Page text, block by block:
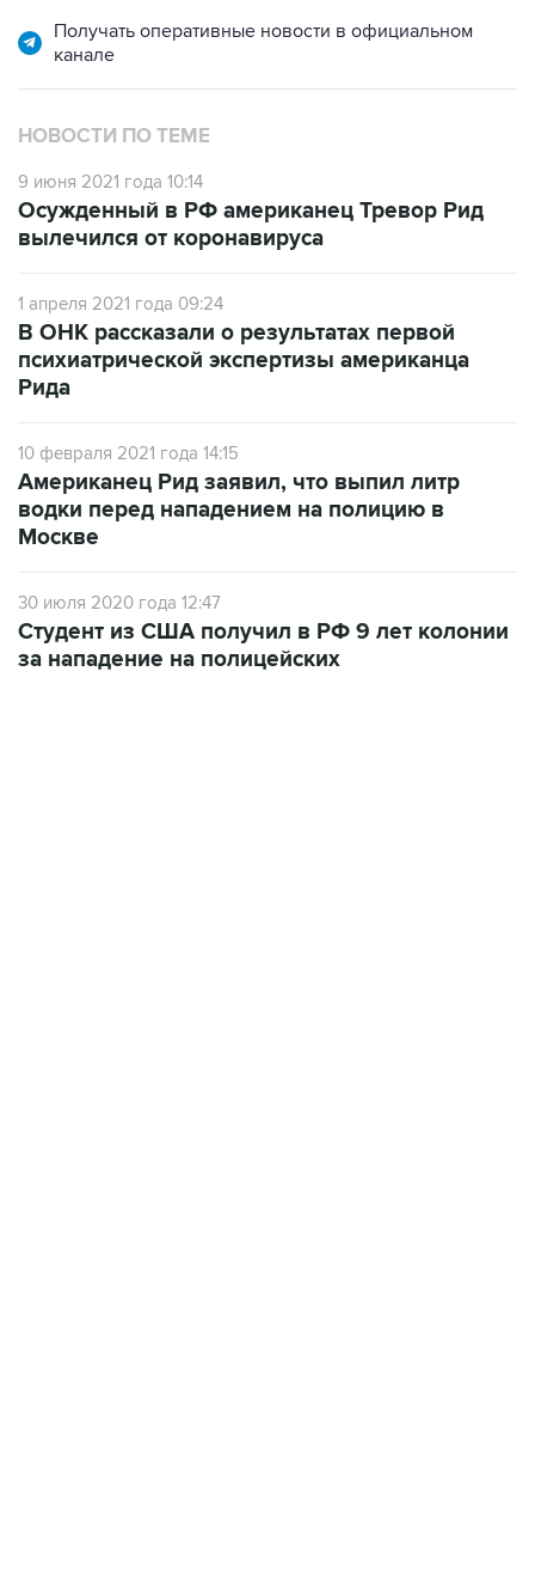
НОВОСТИ ПО ТЕМЕ
9 июня 2021 года 10:14
вылечился от коронавируса
1 апреля 2021 года 09:24
психиатрической экспертизы американца
Рида
10 февраля 2021 года 14:15
водки перед нападением на полицию в
Москве
за нападение на полицейских